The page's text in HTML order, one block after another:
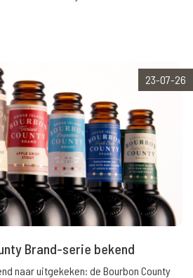
23-07-26
Brand-serie bekend
naar uitgekeken: de Bourbon County